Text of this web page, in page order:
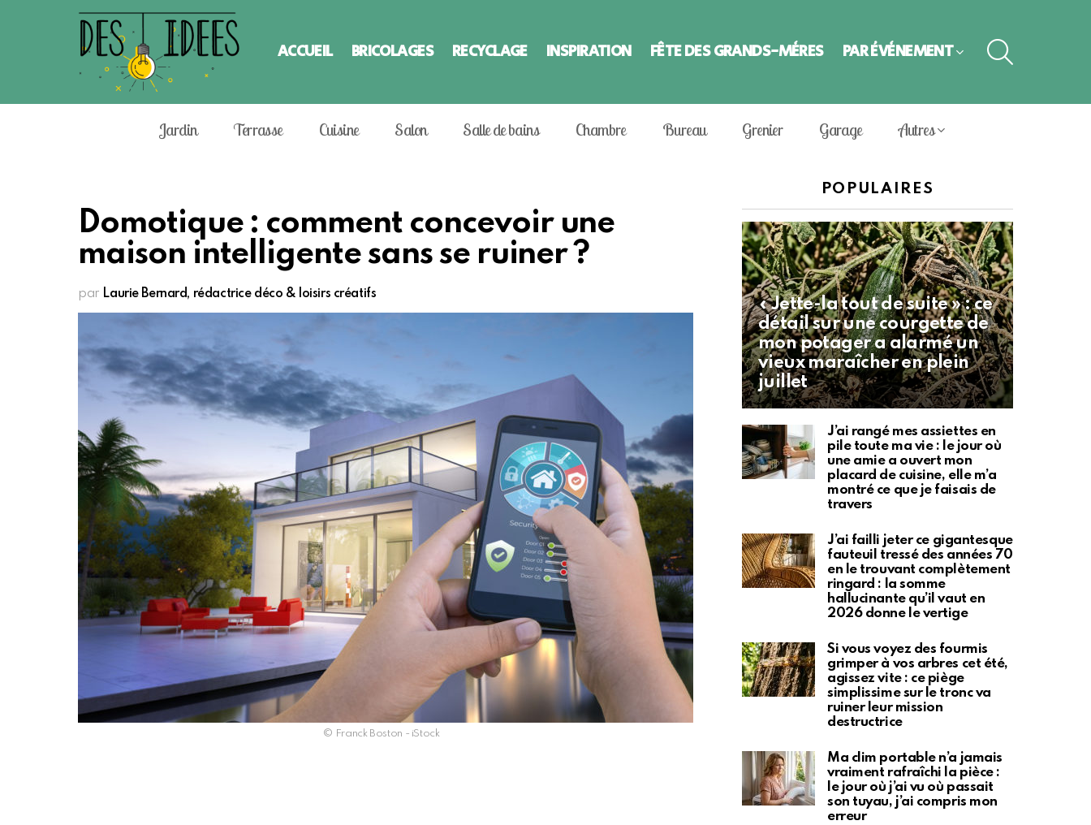
ACCUEIL BRICOLAGES RECYCLAGE INSPIRATION FÊTE DES GRANDS-MÈRES PAR ÉVÈNEMENT
Jardin Terrasse Cuisine Salon Salle de bains Chambre Bureau Grenier Garage Autres
Domotique : comment concevoir une
maison intelligente sans se ruiner ?
par Laurie Bernard, rédactrice déco & loisirs créatifs
© Franck Boston - iStock
POPULAIRES
« Jette-la tout de suite » : ce
détail sur une courgette de
mon potager a alarmé un
vieux maraîcher en plein
juillet
J’ai rangé mes assiettes en
pile toute ma vie : le jour où
une amie a ouvert mon
placard de cuisine, elle m’a
montré ce que je faisais de
travers
J’ai failli jeter ce gigantesque
fauteuil tressé des années 70
en le trouvant complètement
ringard : la somme
hallucinante qu’il vaut en
2026 donne le vertige
Si vous voyez des fourmis
grimper à vos arbres cet été,
agissez vite : ce piège
simplissime sur le tronc va
ruiner leur mission
destructrice
Ma clim portable n’a jamais
vraiment rafraîchi la pièce :
le jour où j’ai vu où passait
son tuyau, j’ai compris mon
erreur